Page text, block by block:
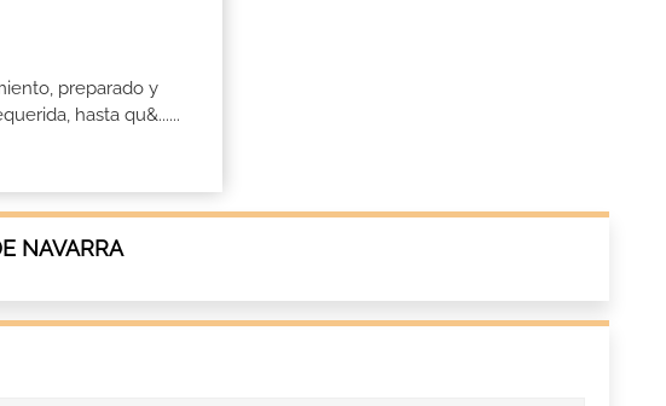
preparado y
hasta qu&......
NAVARRA